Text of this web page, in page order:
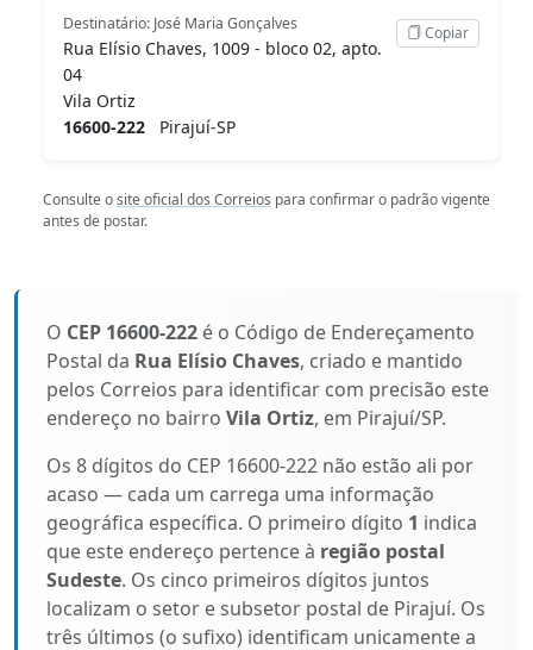
Destinatário: José Maria Gonçalves
Rua Elísio Chaves, 1009 - bloco 02, apto.
04
Vila Ortiz
16600-222 Pirajuí-SP
Copiar
Consulte osite oficial dos Correios para confirmar o padrão vigente
antes de postar.
O CEP 16600-222 é o Código de Endereçamento
Postal da Rua Elísio Chaves, criado e mantido
pelos Correios para identificar com precisão este
endereço no bairro Vila Ortiz, em Pirajuí/SP.
Os 8 dígitos do CEP 16600-222 não estão ali por
acaso — cada um carrega uma informação
geográfica específica. O primeiro dígito 1 indica
que este endereço pertence à região postal
Sudeste. Os cinco primeiros dígitos juntos
localizam o setor e subsetor postal de Pirajuí. Os
três últimos (o sufixo) identificam unicamente a